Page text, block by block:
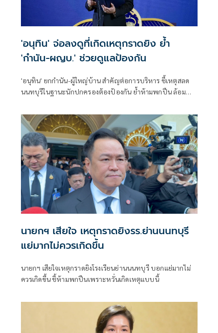
'อนุทิน' จ่อลงดูที่เกิดเหตุกราดยิง ย้ำ
'กำนัน-ผญบ.' ช่วยดูแลป้องกัน
'อนุทิน' ยกกำนัน-ผู้ใหญ่บ้าน สำคัญต่อการบริหาร ชี้เหตุสลด
นนทบุรีในฐานะนักปกครองต้องป้องกัน ย้ำห้ามพกปืน ล้อม
ที่เกิดเหตุ
นายกฯ เสียใจ เหตุกราดยิงรร.ย่านนนทบุรี
แย่มากไม่ควรเกิดขึ้น
นายกฯ เสียใจเหตุกราดยิงโรงเรียนย่านนนทบุรี บอกแย่มากไม่
ควรเกิดขึ้น ชี้ห้ามพกปืนเพราะหวั่นเกิดเหตุแบบนี้